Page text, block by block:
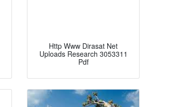
Http Www Dirasat Net
Uploads Research 3053311
Pdf